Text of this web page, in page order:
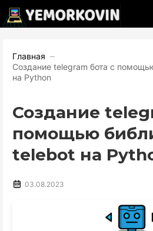
Главная
Создание telegram бота с
на Python
Создание
помощью
telebot на
03.08.2023